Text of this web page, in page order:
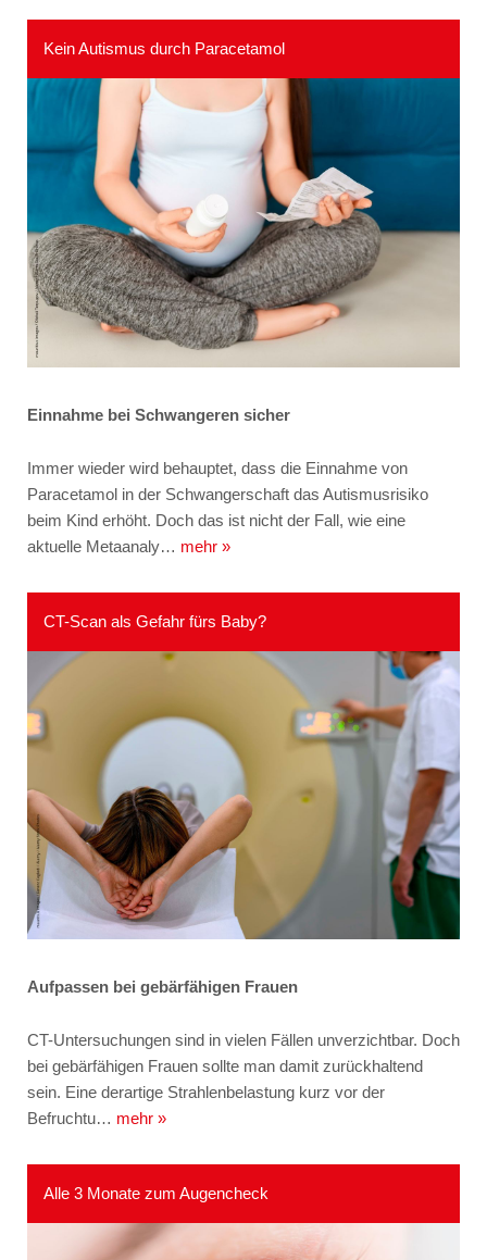
Kein Autismus durch Paracetamol
Einnahme bei Schwangeren sicher
Immer wieder wird behauptet, dass die Einnahme von
Paracetamol in der Schwangerschaft das Autismusrisiko
beim Kind erhöht. Doch das ist nicht der Fall, wie eine
aktuelle Metaanaly… mehr »
CT-Scan als Gefahr fürs Baby?
Aufpassen bei gebärfähigen Frauen
CT-Untersuchungen sind in vielen Fällen unverzichtbar. Doch
bei gebärfähigen Frauen sollte man damit zurückhaltend
sein. Eine derartige Strahlenbelastung kurz vor der
Befruchtu… mehr »
Alle 3 Monate zum Augencheck